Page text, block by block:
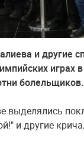
и другие
играх
болельщиков.
выделялись
и другие